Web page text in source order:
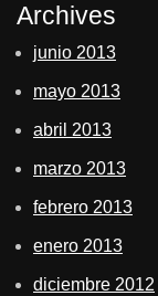
Archives
junio 2013
mayo 2013
abril 2013
marzo 2013
febrero 2013
enero 2013
diciembre 2012